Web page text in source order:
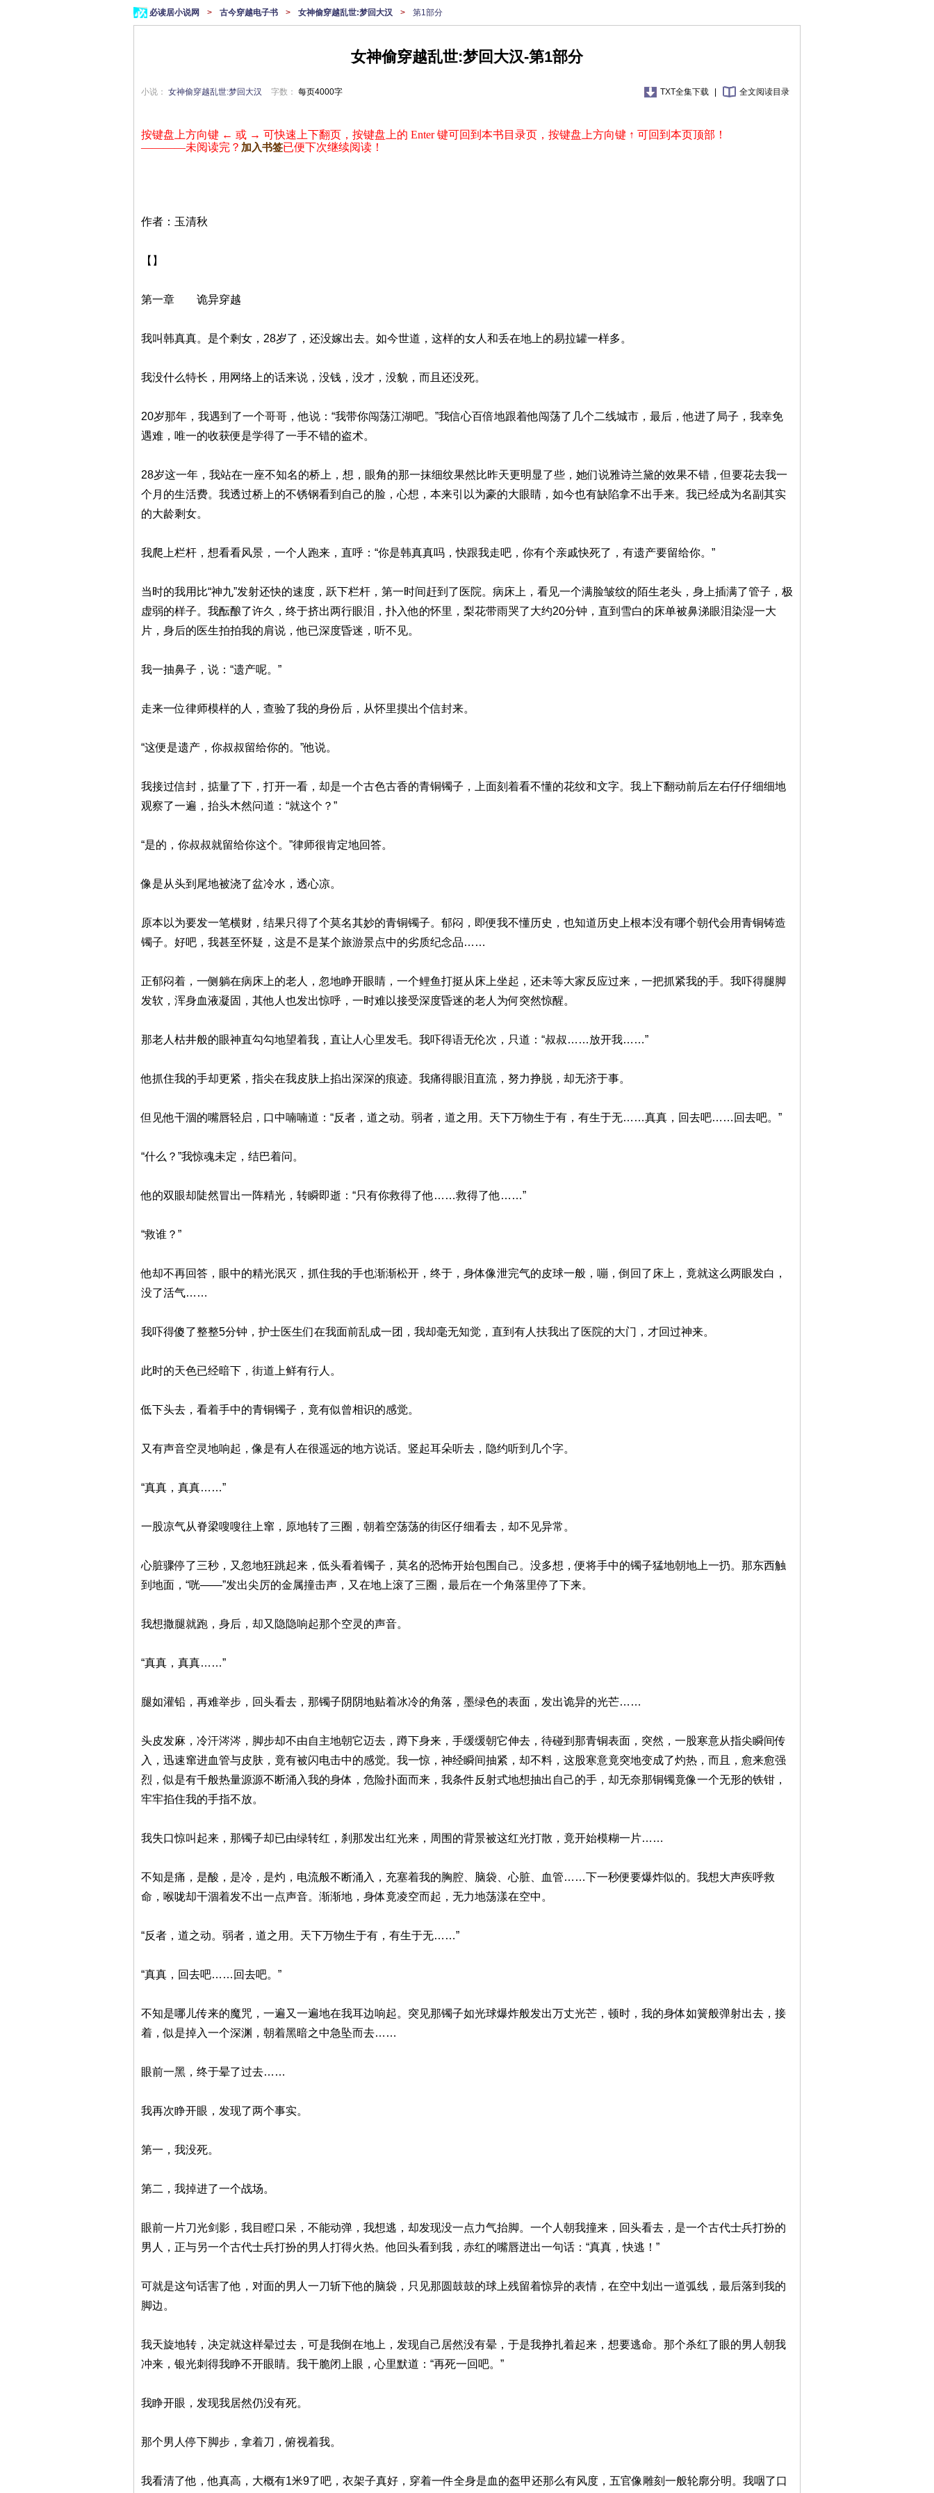
必读居小说网 > 古今穿越电子书 > 女神偷穿越乱世:梦回大汉 > 第1部分
女神偷穿越乱世:梦回大汉-第1部分
小说： 女神偷穿越乱世:梦回大汉 字数： 每页4000字 TXT全集下载 全文阅读目录
按键盘上方向键 ← 或 → 可快速上下翻页，按键盘上的 Enter 键可回到本书目录页，按键盘上方向键 ↑ 可回到本页顶部！
————未阅读完？ 加入书签已便下次继续阅读！
作者：玉清秋
【】
第一章 诡异穿越
我叫韩真真。是个剩女，28岁了，还没嫁出去。如今世道，这样的女人和丢在地上的易拉罐一样多。
我没什么特长，用网络上的话来说，没钱，没才，没貌，而且还没死。
20岁那年，我遇到了一个哥哥，他说：“我带你闯荡江湖吧。”我信心百倍地跟着他闯荡了几个二线城市，最后，他进了局子，我幸免
遇难，唯一的收获便是学得了一手不错的盗术。
28岁这一年，我站在一座不知名的桥上，想，眼角的那一抹细纹果然比昨天更明显了些，她们说雅诗兰黛的效果不错，但要花去我一
个月的生活费。我透过桥上的不锈钢看到自己的脸，心想，本来引以为豪的大眼睛，如今也有缺陷拿不出手来。我已经成为名副其实
的大龄剩女。
我爬上栏杆，想看看风景，一个人跑来，直呼：“你是韩真真吗，快跟我走吧，你有个亲戚快死了，有遗产要留给你。”
当时的我用比“神九”发射还快的速度，跃下栏杆，第一时间赶到了医院。病床上，看见一个满脸皱纹的陌生老头，身上插满了管子，极
虚弱的样子。我酝酿了许久，终于挤出两行眼泪，扑入他的怀里，梨花带雨哭了大约20分钟，直到雪白的床单被鼻涕眼泪染湿一大
片，身后的医生拍拍我的肩说，他已深度昏迷，听不见。
我一抽鼻子，说：“遗产呢。”
走来一位律师模样的人，查验了我的身份后，从怀里摸出个信封来。
“这便是遗产，你叔叔留给你的。”他说。
我接过信封，掂量了下，打开一看，却是一个古色古香的青铜镯子，上面刻着看不懂的花纹和文字。我上下翻动前后左右仔仔细细地
观察了一遍，抬头木然问道：“就这个？”
“是的，你叔叔就留给你这个。”律师很肯定地回答。
像是从头到尾地被浇了盆冷水，透心凉。
原本以为要发一笔横财，结果只得了个莫名其妙的青铜镯子。郁闷，即便我不懂历史，也知道历史上根本没有哪个朝代会用青铜铸造
镯子。好吧，我甚至怀疑，这是不是某个旅游景点中的劣质纪念品……
正郁闷着，一侧躺在病床上的老人，忽地睁开眼睛，一个鲤鱼打挺从床上坐起，还未等大家反应过来，一把抓紧我的手。我吓得腿脚
发软，浑身血液凝固，其他人也发出惊呼，一时难以接受深度昏迷的老人为何突然惊醒。
那老人枯井般的眼神直勾勾地望着我，直让人心里发毛。我吓得语无伦次，只道：“叔叔……放开我……”
他抓住我的手却更紧，指尖在我皮肤上掐出深深的痕迹。我痛得眼泪直流，努力挣脱，却无济于事。
但见他干涸的嘴唇轻启，口中喃喃道：“反者，道之动。弱者，道之用。天下万物生于有，有生于无……真真，回去吧……回去吧。”
“什么？”我惊魂未定，结巴着问。
他的双眼却陡然冒出一阵精光，转瞬即逝：“只有你救得了他……救得了他……”
“救谁？”
他却不再回答，眼中的精光泯灭，抓住我的手也渐渐松开，终于，身体像泄完气的皮球一般，嘣，倒回了床上，竟就这么两眼发白，
没了活气……
我吓得傻了整整5分钟，护士医生们在我面前乱成一团，我却毫无知觉，直到有人扶我出了医院的大门，才回过神来。
此时的天色已经暗下，街道上鲜有行人。
低下头去，看着手中的青铜镯子，竟有似曾相识的感觉。
又有声音空灵地响起，像是有人在很遥远的地方说话。竖起耳朵听去，隐约听到几个字。
“真真，真真……”
一股凉气从脊梁嗖嗖往上窜，原地转了三圈，朝着空荡荡的街区仔细看去，却不见异常。
心脏骤停了三秒，又忽地狂跳起来，低头看着镯子，莫名的恐怖开始包围自己。没多想，便将手中的镯子猛地朝地上一扔。那东西触
到地面，“咣——”发出尖厉的金属撞击声，又在地上滚了三圈，最后在一个角落里停了下来。
我想撒腿就跑，身后，却又隐隐响起那个空灵的声音。
“真真，真真……”
腿如灌铅，再难举步，回头看去，那镯子阴阴地贴着冰冷的角落，墨绿色的表面，发出诡异的光芒……
头皮发麻，冷汗涔涔，脚步却不由自主地朝它迈去，蹲下身来，手缓缓朝它伸去，待碰到那青铜表面，突然，一股寒意从指尖瞬间传
入，迅速窜进血管与皮肤，竟有被闪电击中的感觉。我一惊，神经瞬间抽紧，却不料，这股寒意竟突地变成了灼热，而且，愈来愈强
烈，似是有千般热量源源不断涌入我的身体，危险扑面而来，我条件反射式地想抽出自己的手，却无奈那铜镯竟像一个无形的铁钳，
牢牢掐住我的手指不放。
我失口惊叫起来，那镯子却已由绿转红，刹那发出红光来，周围的背景被这红光打散，竟开始模糊一片……
不知是痛，是酸，是冷，是灼，电流般不断涌入，充塞着我的胸腔、脑袋、心脏、血管……下一秒便要爆炸似的。我想大声疾呼救
命，喉咙却干涸着发不出一点声音。渐渐地，身体竟凌空而起，无力地荡漾在空中。
“反者，道之动。弱者，道之用。天下万物生于有，有生于无……”
“真真，回去吧……回去吧。”
不知是哪儿传来的魔咒，一遍又一遍地在我耳边响起。突见那镯子如光球爆炸般发出万丈光芒，顿时，我的身体如簧般弹射出去，接
着，似是掉入一个深渊，朝着黑暗之中急坠而去……
眼前一黑，终于晕了过去……
我再次睁开眼，发现了两个事实。
第一，我没死。
第二，我掉进了一个战场。
眼前一片刀光剑影，我目瞪口呆，不能动弹，我想逃，却发现没一点力气抬脚。一个人朝我撞来，回头看去，是一个古代士兵打扮的
男人，正与另一个古代士兵打扮的男人打得火热。他回头看到我，赤红的嘴唇迸出一句话：“真真，快逃！”
可就是这句话害了他，对面的男人一刀斩下他的脑袋，只见那圆鼓鼓的球上残留着惊异的表情，在空中划出一道弧线，最后落到我的
脚边。
我天旋地转，决定就这样晕过去，可是我倒在地上，发现自己居然没有晕，于是我挣扎着起来，想要逃命。那个杀红了眼的男人朝我
冲来，银光刺得我睁不开眼睛。我干脆闭上眼，心里默道：“再死一回吧。”
我睁开眼，发现我居然仍没有死。
那个男人停下脚步，拿着刀，俯视着我。
我看清了他，他真高，大概有1米9了吧，衣架子真好，穿着一件全身是血的盔甲还那么有风度，五官像雕刻一般轮廓分明。我咽了口